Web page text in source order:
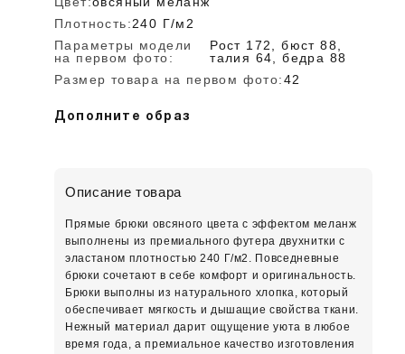
Плотность:240 Г/м2
Параметры модели
на первом фото:
Рост 172, бюст 88,
талия 64, бедра 88
Размер товара на первом фото:42
Дополните образ
Описание товара
Прямые брюки овсяного цвета с эффектом меланж
выполнены из премиального футера двухнитки с
эластаном плотностью 240 Г/м2. Повседневные
брюки сочетают в себе комфорт и оригинальность.
Брюки выполны из натурального хлопка, который
обеспечивает мягкость и дышащие свойства ткани.
Нежный материал дарит ощущение уюта в любое
время года, а премиальное качество изготовления